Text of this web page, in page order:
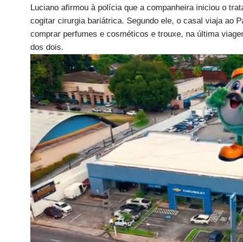
Luciano afirmou à polícia que a companheira iniciou o
cogitar cirurgia bariátrica. Segundo ele, o casal viaja ao
comprar perfumes e cosméticos e trouxe, na última
dos dois.